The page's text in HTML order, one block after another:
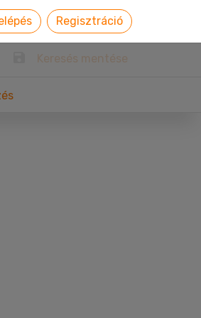
Regisztráció
Keresés mentése